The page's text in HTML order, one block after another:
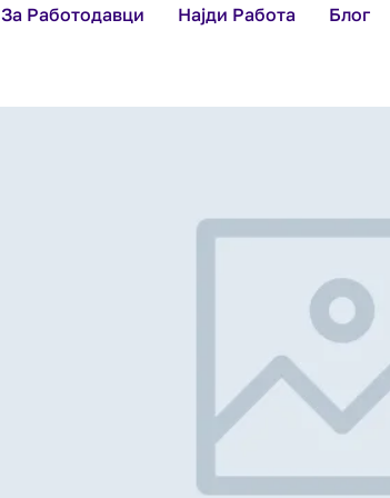
За Работодавци Најди Работа Блог